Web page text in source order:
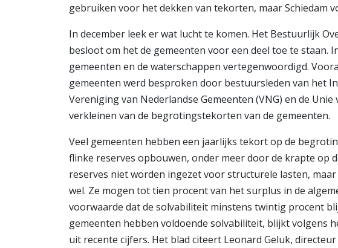
gebruiken voor het dekken van tekorten, maar Schiedam
In december leek er wat lucht te komen. Het Bestuurlijk
besloot om het de gemeenten voor een deel toe te staan.
gemeenten en de waterschappen vertegenwoordigd.
gemeenten werd besproken door bestuursleden van het
Vereniging van Nederlandse Gemeenten (VNG) en de
verkleinen van de begrotingstekorten van de gemeenten.
Veel gemeenten hebben een jaarlijks tekort op de
flinke reserves opbouwen, onder meer door de krapte op
reserves niet worden ingezet voor structurele lasten,
wel. Ze mogen tot tien procent van het surplus in de
voorwaarde dat de solvabiliteit minstens twintig procent
gemeenten hebben voldoende solvabiliteit, blijkt volgens
uit recente cijfers. Het blad citeert Leonard Geluk, directeur